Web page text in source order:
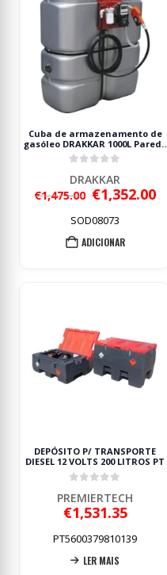
Cuba de armazenamento de
gasóleo DRAKKAR 1000L Parede
Dupla 230V
DRAKKAR
€1,475.00 O
preço
original
era:
€1,475.00.
€1,352.00O
SOD08073
ADICIONAR
DEPÓSITO P/ TRANSPORTE
DIESEL 12 VOLTS 200 LITROS PT
PREMIERTECH
€1,531.35
PT5600379810139
LER MAIS